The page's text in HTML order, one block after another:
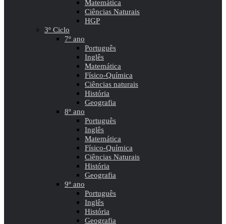
Matemática
Ciências Naturais
HGP
3º Ciclo
7º ano
Português
Inglês
Matemática
Físico-Química
Ciências naturais
História
Geografia
8º ano
Português
Inglês
Matemática
Físico-Química
Ciências Naturais
História
Geografia
9º ano
Português
Inglês
História
Geografia